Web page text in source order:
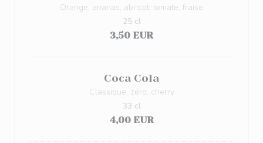
Orange, ananas, abricot, tomate, fraise
3,50 EUR
25 cl
Coca Cola
Classique, zéro, cherry
4,00 EUR
33 cl